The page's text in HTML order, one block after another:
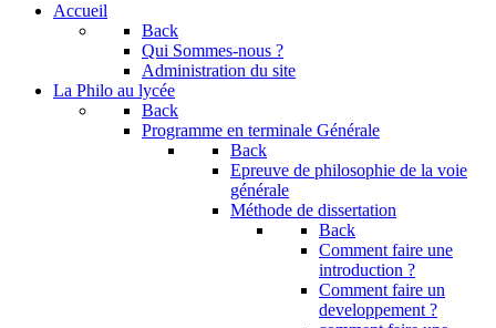
Accueil
Back
Qui Sommes-nous ?
Administration du site
La Philo au lycée
Back
Programme en terminale Générale
Back
Epreuve de philosophie de la voie
générale
Méthode de dissertation
Back
Comment faire une
introduction ?
Comment faire un
developpement ?